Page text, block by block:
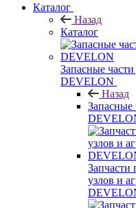
Каталог
Назад
Каталог
Запасные
DEVELON
Назад
Запасные
Запчасти
узлов и